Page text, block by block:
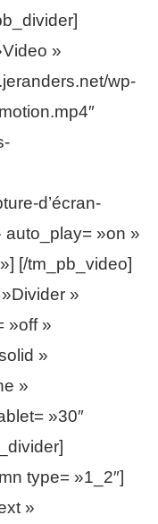
»
wp-
d’écran-
auto_play= »on »
[/tm_pb_video]
»
»off »
»
»
»30″
type= »1_2″]
»